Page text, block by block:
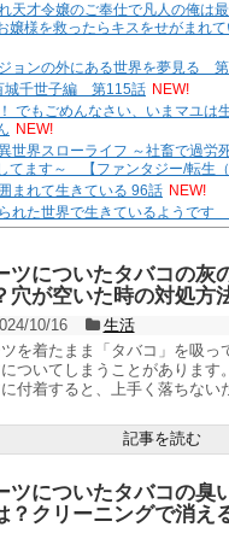
天才令嬢のご奉仕で凡人の俺は
嬢様を救ったらキスをせがまれ
ョンの外にある世界を夢見る
千世子編 第115話 NEW!
でもごめんなさい、いまマユは
NEW!
世界スローライフ ～社畜で過労
てます～ 【ファンタジー/転生（
まれて生きている 96話 NEW!
れた世界で生きているようです
～水星のクソたぬき～ あとが
相互RSS
ツについたタバコの灰
穴が空いた時の対処方
10/16
生活
を着たまま「タバコ」を吸っ
ついてしまうことがあります
付着すると、上手く落ちない
記事を読む
ツについたタバコの臭
？クリーニングで消え